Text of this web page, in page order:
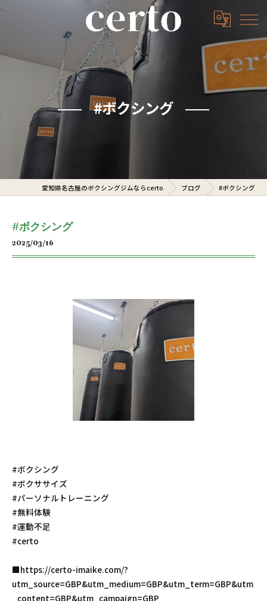
#ボクシング
愛知県名古屋のボクシングジムならcerto ブログ #ボクシング
#ボクシング
2025/03/16
#ボクシング
#ボクササイズ
#パーソナルトレーニング
#無料体験
#運動不足
#certo
■https://certo-imaike.com/?
utm_source=GBP&utm_medium=GBP&utm_term=GBP&utm
_content=GBP&utm_campaign=GBP